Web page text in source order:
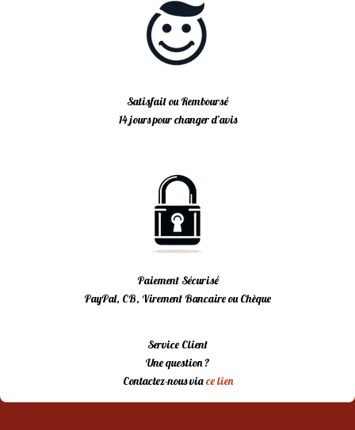
Satisfait ou Remboursé
14 jours pour changer d’avis
Paiement Sécurisé
PayPal, CB, Virement Bancaire ou Chèque
Service Client
Une question ?
Contactez-nous viace lien